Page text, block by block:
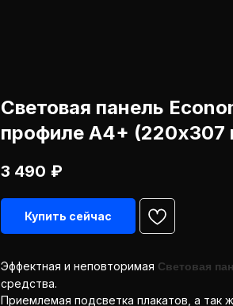
Световая панель
профиле А4+ (220x307
3 490 ₽
Купить сейчас
Эффектная и неповторимая Световая
средства.
Приемлемая подсветка плакатов, а так